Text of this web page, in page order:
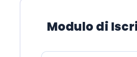
Modulo di